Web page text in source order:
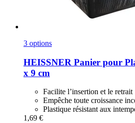
3 options
HEISSNER Panier pour
x 9 cm
Facilite l’insertion et le retrait
Empêche toute croissance
Plastique résistant aux
1,69 €